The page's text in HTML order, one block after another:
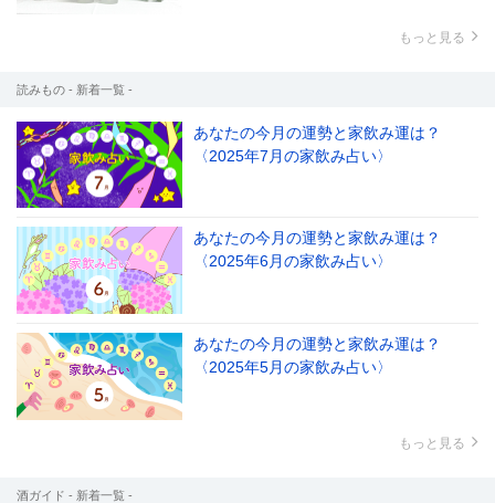
もっと見る
読みもの - 新着一覧 -
あなたの今月の運勢と家飲み運は？
〈2025年7月の家飲み占い〉
あなたの今月の運勢と家飲み運は？
〈2025年6月の家飲み占い〉
あなたの今月の運勢と家飲み運は？
〈2025年5月の家飲み占い〉
もっと見る
酒ガイド - 新着一覧 -